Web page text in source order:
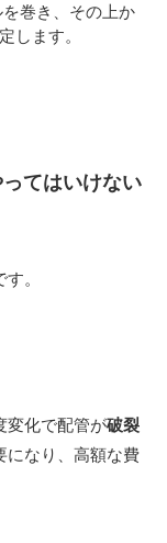
巻き、その上か
します。
てはいけない
。
変化で配管が破裂
になり、高額な費